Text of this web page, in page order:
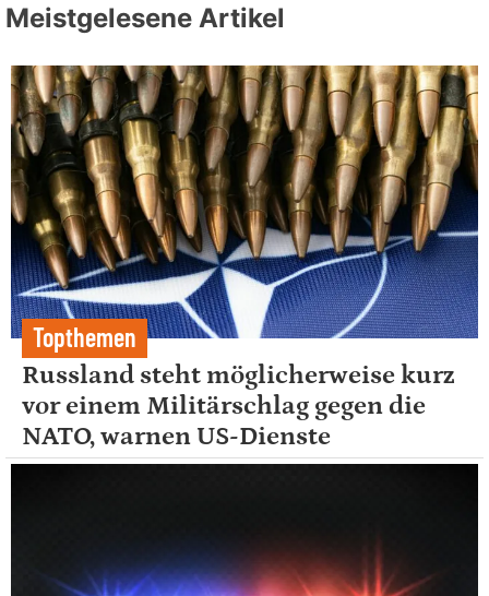
Meistgelesene Artikel
Topthemen
Russland steht möglicherweise kurz
vor einem Militärschlag gegen die
NATO, warnen US-Dienste